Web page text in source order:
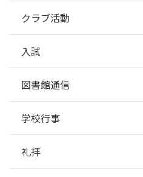
クラブ活動
入試
図書館通信
学校行事
礼拝